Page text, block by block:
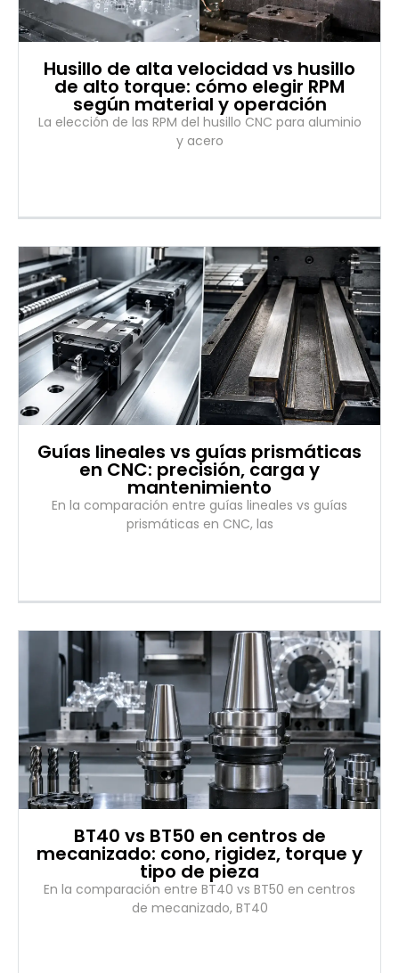
Husillo de alta velocidad vs husillo
de alto torque: cómo elegir RPM
según material y operación
La elección de las RPM del husillo CNC para aluminio
y acero
Guías lineales vs guías prismáticas
en CNC: precisión, carga y
mantenimiento
En la comparación entre guías lineales vs guías
prismáticas en CNC, las
BT40 vs BT50 en centros de
mecanizado: cono, rigidez, torque y
tipo de pieza
En la comparación entre BT40 vs BT50 en centros
de mecanizado, BT40